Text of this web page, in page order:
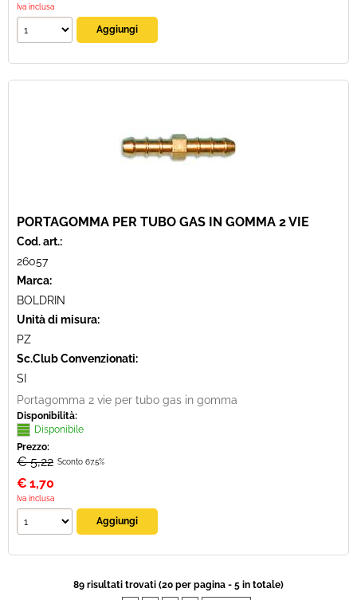
Iva inclusa
PORTAGOMMA PER TUBO GAS IN GOMMA 2 VIE
Cod. art.:
26057
Marca:
BOLDRIN
Unità di misura:
PZ
Sc.Club Convenzionati:
SI
Portagomma 2 vie per tubo gas in gomma
Disponibilità:
Disponibile
Prezzo:
€ 5,22 Sconto 67.5%
€ 1,70
Iva inclusa
89 risultati trovati (20 per pagina - 5 in totale)